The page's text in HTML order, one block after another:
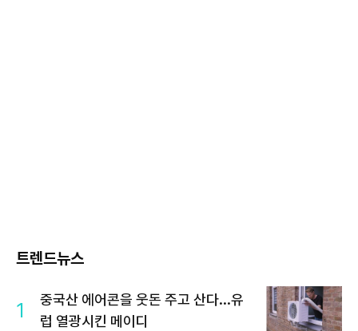
트렌드뉴스
1
중국산 에어콘을 웃돈 주고 산다...유
럽 열광시킨 메이디